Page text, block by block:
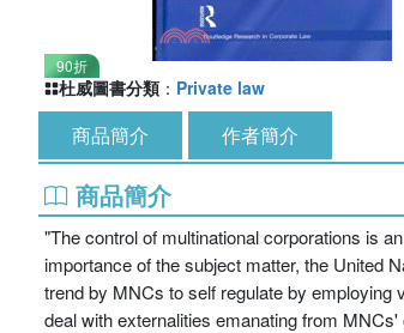
90折
杜威圖書分類 ： Private law
商品簡介 作者簡介
商品簡介
"The control of multinational corporations is
importance of the subject matter, the United
trend by MNCs to self regulate by
deal with externalities emanating from